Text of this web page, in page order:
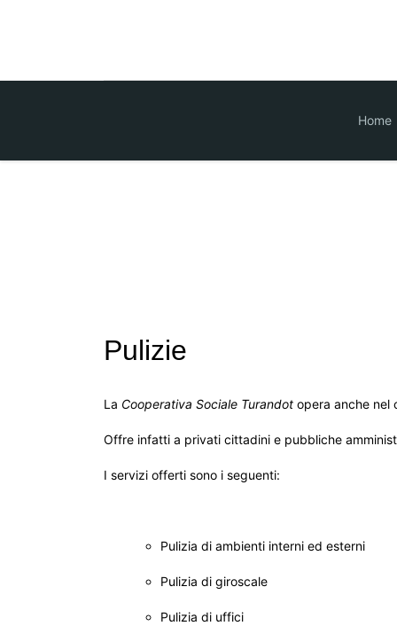
Home
Pulizie
La Cooperativa Sociale Turandot opera anche nel
Offre infatti a privati cittadini e pubbliche
I servizi offerti sono i seguenti:
Pulizia di ambienti interni ed esterni
Pulizia di giroscale
Pulizia di uffici